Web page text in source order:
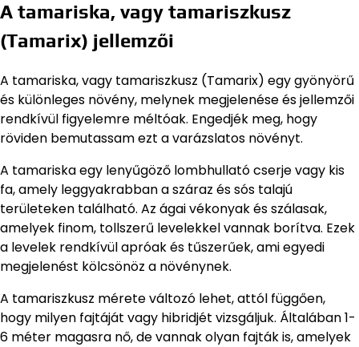
A tamariska, vagy tamariszkusz
(Tamarix) jellemzői
A tamariska, vagy tamariszkusz (Tamarix) egy gyönyörű
és különleges növény, melynek megjelenése és jellemzői
rendkívül figyelemre méltóak. Engedjék meg, hogy
röviden bemutassam ezt a varázslatos növényt.
A tamariska egy lenyűgöző lombhullató cserje vagy kis
fa, amely leggyakrabban a száraz és sós talajú
területeken található. Az ágai vékonyak és szálasak,
amelyek finom, tollszerű levelekkel vannak borítva. Ezek
a levelek rendkívül apróak és tűszerűek, ami egyedi
megjelenést kölcsönöz a növénynek.
A tamariszkusz mérete változó lehet, attól függően,
hogy milyen fajtáját vagy hibridjét vizsgáljuk. Általában 1-
6 méter magasra nő, de vannak olyan fajták is, amelyek